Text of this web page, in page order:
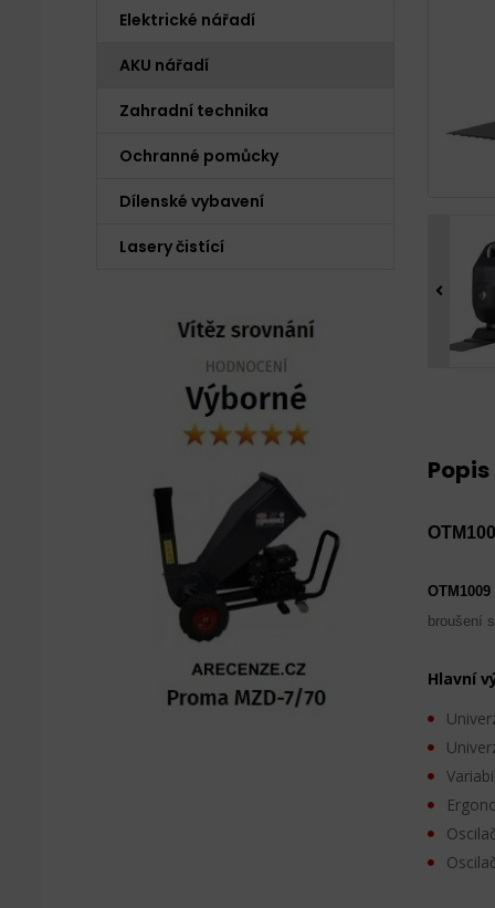
Elektrické nářadí
AKU nářadí
Zahradní technika
Ochranné pomůcky
Dílenské vybavení
Lasery čistící
broušení
Hlavní